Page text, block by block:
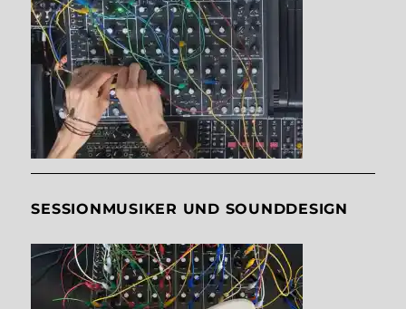
SESSIONMUSIKER UND SOUNDDESIGN